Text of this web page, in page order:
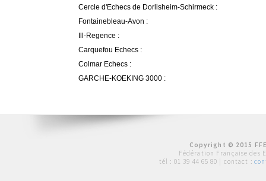
Cercle d'Echecs de Dorlisheim-Schirmeck :
Fontainebleau-Avon :
Ill-Regence :
Carquefou Echecs :
Colmar Echecs :
GARCHE-KOEKING 3000 :
Copyright © 2015
Fédération Française des
tél : 01 39 44 65 80 | contact :